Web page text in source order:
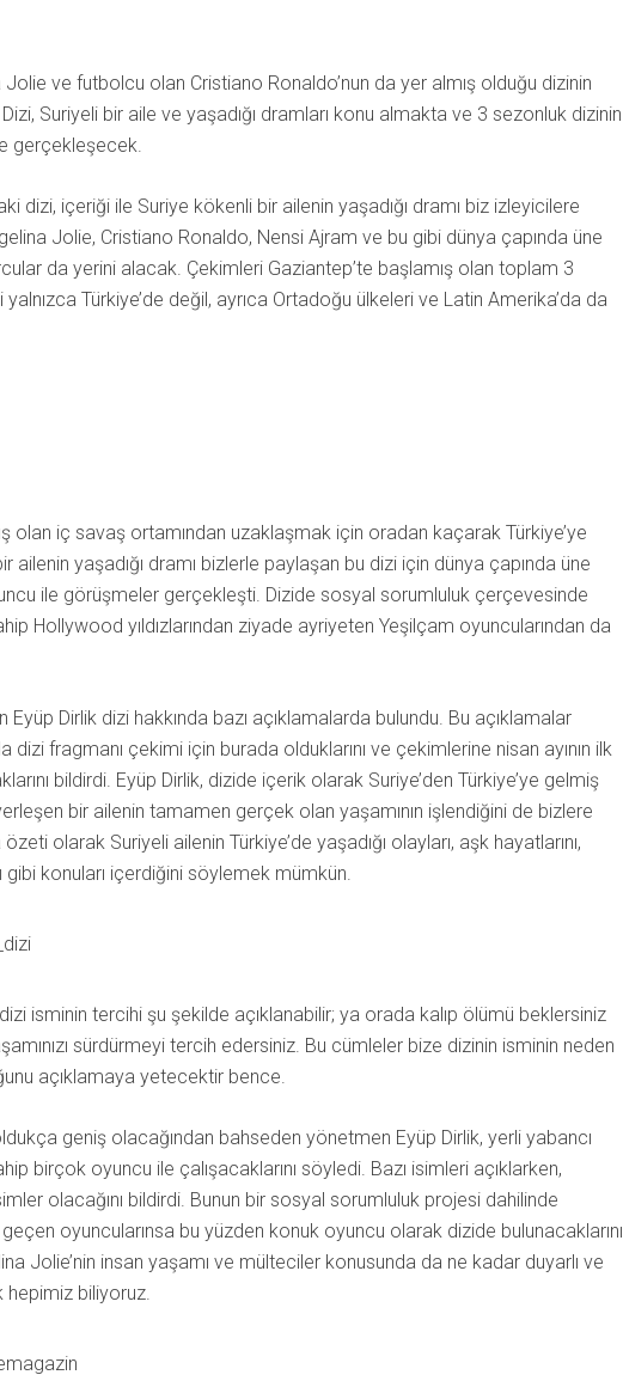
ve futbolcu olan Cristiano Ronaldo’nun da yer almış olduğu dizinin
Suriyeli bir aile ve yaşadığı dramları konu almakta ve 3 sezonluk dizinin
gerçekleşecek.
dizi, içeriği ile Suriye kökenli bir ailenin yaşadığı dramı biz izleyicilere
Jolie, Cristiano Ronaldo, Nensi Ajram ve bu gibi dünya çapında üne
da yerini alacak. Çekimleri Gaziantep’te başlamış olan toplam 3
Türkiye’de değil, ayrıca Ortadoğu ülkeleri ve Latin Amerika’da da
olan iç savaş ortamından uzaklaşmak için oradan kaçarak Türkiye’ye
ailenin yaşadığı dramı bizlerle paylaşan bu dizi için dünya çapında üne
ile görüşmeler gerçekleşti. Dizide sosyal sorumluluk çerçevesinde
Hollywood yıldızlarından ziyade ayriyeten Yeşilçam oyuncularından da
Eyüp Dirlik dizi hakkında bazı açıklamalarda bulundu. Bu açıklamalar
dizi fragmanı çekimi için burada olduklarını ve çekimlerine nisan ayının ilk
bildirdi. Eyüp Dirlik, dizide içerik olarak Suriye’den Türkiye’ye gelmiş
bir ailenin tamamen gerçek olan yaşamının işlendiğini de bizlere
olarak Suriyeli ailenin Türkiye’de yaşadığı olayları, aşk hayatlarını,
gibi konuları içerdiğini söylemek mümkün.
isminin tercihi şu şekilde açıklanabilir; ya orada kalıp ölümü beklersiniz
sürdürmeyi tercih edersiniz. Bu cümleler bize dizinin isminin neden
açıklamaya yetecektir bence.
geniş olacağından bahseden yönetmen Eyüp Dirlik, yerli yabancı
birçok oyuncu ile çalışacaklarını söyledi. Bazı isimleri açıklarken,
olacağını bildirdi. Bunun bir sosyal sorumluluk projesi dahilinde
oyuncularınsa bu yüzden konuk oyuncu olarak dizide bulunacaklarını
Jolie’nin insan yaşamı ve mülteciler konusunda da ne kadar duyarlı ve
hepimiz biliyoruz.